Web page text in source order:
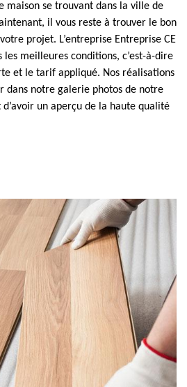
maison se trouvant dans la ville de
il vous reste à trouver le bon
projet. L’entreprise Entreprise CE
meilleures conditions, c’est-à-dire
et le tarif appliqué. Nos réalisations
dans notre galerie photos de notre
un aperçu de la haute qualité